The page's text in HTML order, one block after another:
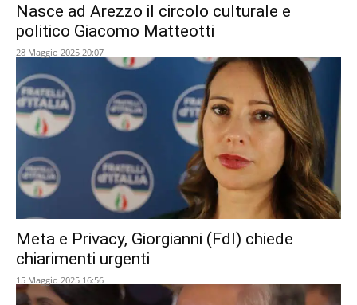
Nasce ad Arezzo il circolo culturale e
politico Giacomo Matteotti
28 Maggio 2025 20:07
Meta e Privacy, Giorgianni (FdI) chiede
chiarimenti urgenti
15 Maggio 2025 16:56